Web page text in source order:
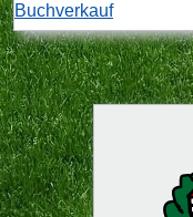
Buchverkauf